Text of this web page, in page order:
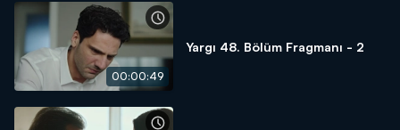
00:00:49
Yargı 48. Bölüm Fragmanı - 2